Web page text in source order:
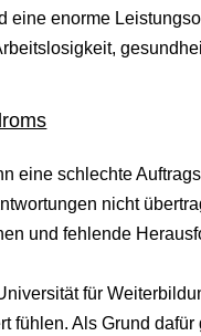
eine enorme
eine schlechte
nicht
und fehlende
für
fühlen. Als Grund